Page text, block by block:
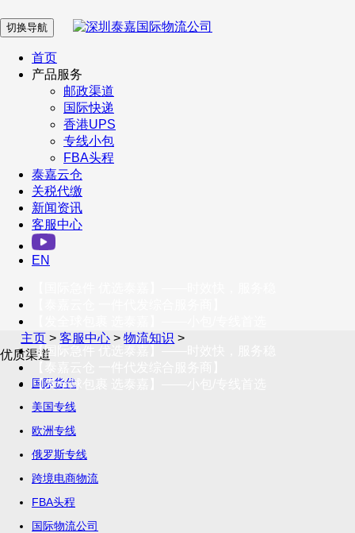
在 线 客 服
企业微信
订阅号
客户服务热线
400-098-5699
联系我们
切换导航
首页
产品服务
邮政渠道
国际快递
香港UPS
专线小包
FBA头程
泰嘉云仓
关税代缴
新闻资讯
客服中心
EN
【国际急件 优选泰嘉】——时效快，服务稳
【发全球包裹 选泰嘉】——小包/专线首选
主页 >客服中心 >物流知识 >
优质渠道
国际货代
美国专线
欧洲专线
俄罗斯专线
跨境电商物流
FBA头程
国际物流公司